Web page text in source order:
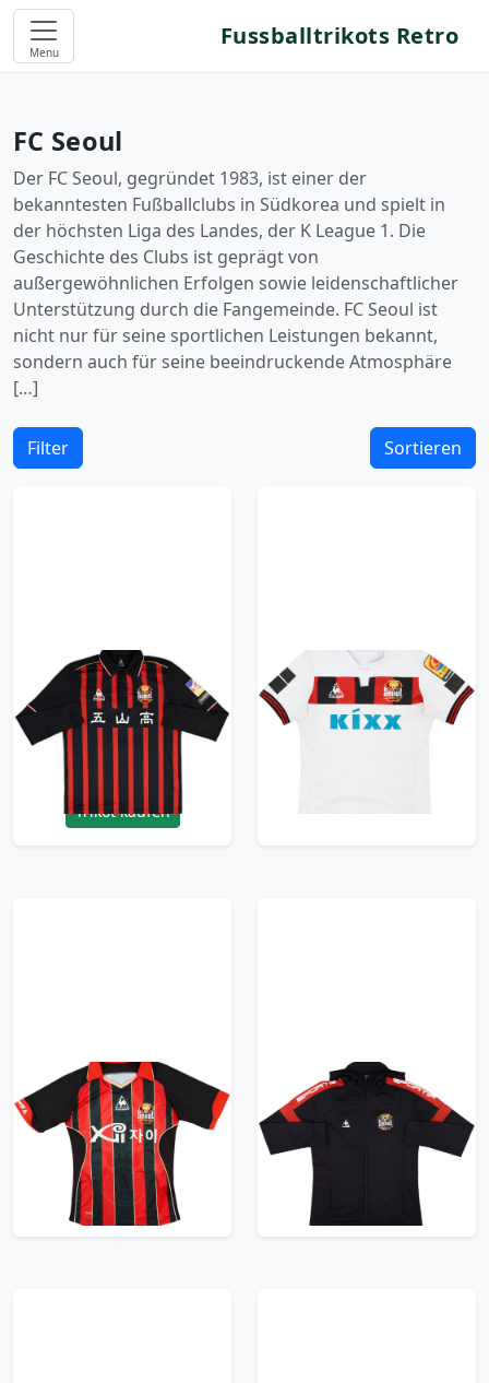
Menu
Fussballtrikots Retro
FC Seoul
Der FC Seoul, gegründet 1983, ist einer der
bekanntesten Fußballclubs in Südkorea und spielt in
der höchsten Liga des Landes, der K League 1. Die
Geschichte des Clubs ist geprägt von
außergewöhnlichen Erfolgen sowie leidenschaftlicher
Unterstützung durch die Fangemeinde. FC Seoul ist
nicht nur für seine sportlichen Leistungen bekannt,
sondern auch für seine beeindruckende Atmosphäre
[…]
Filter Sortieren
2018-19 FC Seoul
Match Issue Home
L/S Shirt Kim Young-
Hwang #5
119.99£ · ca. €142
Trikot kaufen
2018 FC Seoul Away
Shirt - 6/10 - (M)
83.99£ · ca. €99
2012-13 FC Seoul
Home Shirt #11 - 7/10
- (S)
71.99£ · ca. €85
Trikot kaufen
2004-05 FC Seoul Le
Coq Sportif Hooded
Track Jacket - 8/10 - (L)
71.99£ · ca. €85